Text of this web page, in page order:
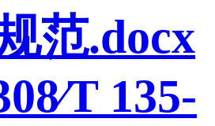
范.docx
135-